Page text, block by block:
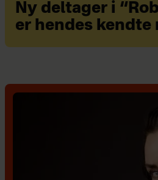
Ny deltager i
er hendes kendte